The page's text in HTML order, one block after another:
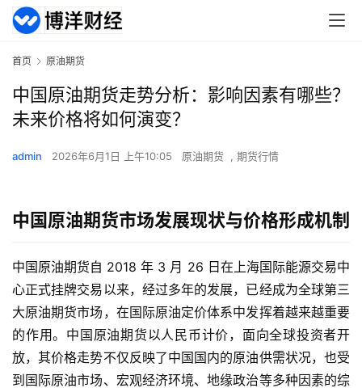
首页 原油期货
中国原油期货走势分析：影响因素有哪些？
未来价格将如何演变？
admin 2026年6月1日 上午10:05 原油期货 , 期货行情
中国原油期货市场发展现状与价格形成机制
中国原油期货自 2018 年 3 月 26 日在上海国际能源交易中
心正式挂牌交易以来，经过多年的发展，已经成为全球第三
大原油期货市场，在国际原油定价体系中发挥着越来越重要
的作用。中国原油期货以人民币计价，面向全球投资者开
放，其价格走势不仅反映了中国国内的原油供需状况，也受
到国际原油市场、宏观经济环境、地缘政治等多种因素的综